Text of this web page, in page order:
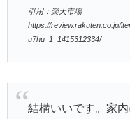
引用：楽天市場
https://review.rakuten.co.jp/
u7hu_1_1415312334/
結構いいです。家